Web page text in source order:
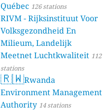
Québec 126 stations
RIVM - Rijksinstituut Voor
Volksgezondheid En
Milieum, Landelijk
Meetnet Luchtkwaliteit 112
stations
🇷🇼Rwanda
Environment Management
Authority 14 stations